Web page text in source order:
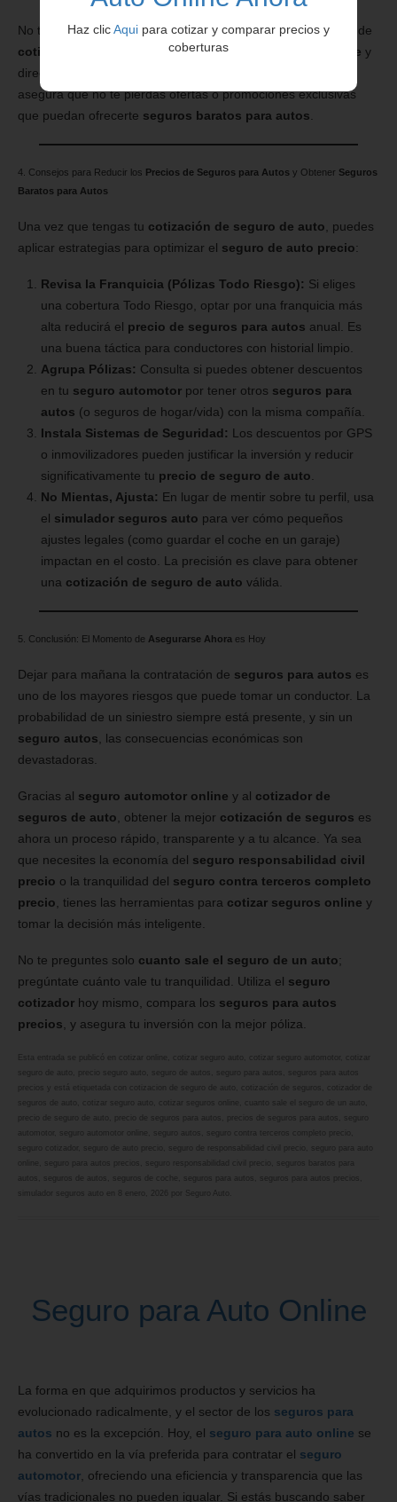
Haz clicAqui para cotizar y comparar precios y
coberturas
No te conformes con el primer resultado. Realiza el proceso de
cotizar seguro auto
en diferentesseguro para auto online y
directamente en los sitios web de las aseguradoras. Esto
asegura que no te pierdas ofertas o promociones exclusivas
que puedan ofrecerte seguros baratos para autos
4. Consejos para Reducir los Precios de Seguros para Autos y Obtener Seguros
Baratos para Autos
Una vez que tengas tu cotización de seguro de auto , puedes
aplicar estrategias para optimizar el seguro de auto precio:
Revisa la Franquicia (Pólizas Todo Riesgo): Si eliges
una cobertura Todo Riesgo, optar por una franquicia más
alta reducirá el precio de seguros para autos anual. Es
una buena táctica para conductores con historial limpio.
Agrupa Pólizas: Consulta si puedes obtener descuentos
en tu seguro automotorpor tener otros seguros para
autos (o seguros de hogar/vida) con la misma compañía.
Instala Sistemas de Seguridad: Los descuentos por GPS
o inmovilizadores pueden justificar la inversión y reducir
significativamente tu precio de seguro de auto
No Mientas, Ajusta: En lugar de mentir sobre tu perfil, usa
el simulador seguros auto para ver cómo pequeños
ajustes legales (como guardar el coche en un garaje)
impactan en el costo. La precisión es clave para obtener
una cotización de seguro de auto válida.
5. Conclusión: El Momento de Asegurarse Ahora es Hoy
Dejar para mañana la contratación de seguros para autos es
uno de los mayores riesgos que puede tomar un conductor. La
probabilidad de un siniestro siempre está presente, y sin un
seguro autos , las consecuencias económicas son
devastadoras.
Gracias al seguro automotor online y al cotizador de
seguros de auto, obtener la mejor cotización de seguros es
ahora un proceso rápido, transparente y a tu alcance. Ya sea
que necesites la economía del seguro responsabilidad civil
precio o la tranquilidad del seguro contra terceros completo
precio, tienes las herramientas para cotizar seguros online y
tomar la decisión más inteligente.
No te preguntes solo cuanto sale el seguro de un auto;
pregúntate cuánto vale tu tranquilidad. Utiliza el seguro
cotizador hoy mismo, compara los seguros para autos
precios, y asegura tu inversión con la mejor póliza.
cotizar online cotizar seguro auto cotizar seguro automotor
cotizar
cotizacion de seguro de auto cotización de seguros
cotizador de
cotizar seguro auto cotizar seguros online
seguro cotizador
Seguro Auto
Seguro para Auto Online
La forma en que adquirimos productos y servicios ha
evolucionado radicalmente, y el sector de los seguros para
autos no es la excepción. Hoy, el seguro para auto online se
ha convertido en la vía preferida para contratar el seguro
automotor, ofreciendo una eficiencia y transparencia que las
vías tradicionales no pueden igualar. Si estás buscando saber